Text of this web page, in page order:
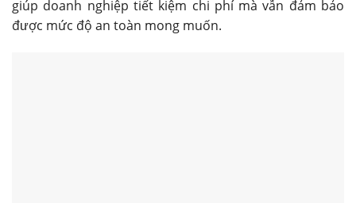
giúp doanh nghiệp tiết kiệm chi phí mà vẫn đảm bảo
được mức độ an toàn mong muốn.